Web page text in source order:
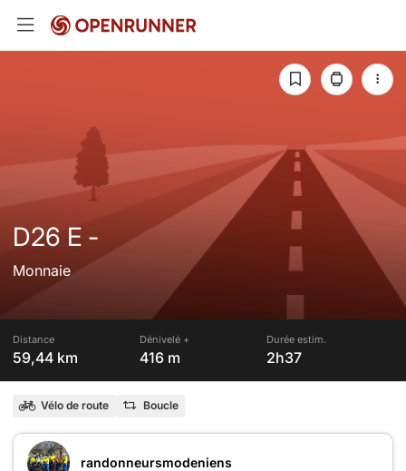
D26 E -
Monnaie
Distance
59,44 km
Dénivelé +
416 m
Durée estim.
2h37
Vélo de route Boucle
randonneursmodeniens